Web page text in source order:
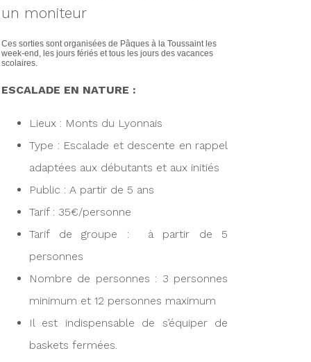
un moniteur
Ces sorties sont organisées de Pâques à la Toussaint les
week-end, les jours fériés et tous les jours des vacances
scolaires.
ESCALADE EN NATURE :
Lieux : Monts du Lyonnais
Type : Escalade et descente en rappel
adaptées aux débutants et aux initiés
Public : A partir de 5 ans
Tarif : 35€/personne
Tarif de groupe : à partir de 5
personnes
Nombre de personnes : 3 personnes
minimum et 12 personnes maximum
Il est indispensable de s’équiper de
baskets fermées.